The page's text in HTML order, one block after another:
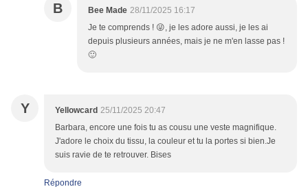
B Bee Made 28/11/2025 16:17
Je te comprends ! 😜, je les adore aussi, je les ai
depuis plusieurs années, mais je ne m'en lasse pas !
🙂
Y Yellowcard 25/11/2025 20:47
Barbara, encore une fois tu as cousu une veste magnifique.
J'adore le choix du tissu, la couleur et tu la portes si bien.Je
suis ravie de te retrouver. Bises
Répondre